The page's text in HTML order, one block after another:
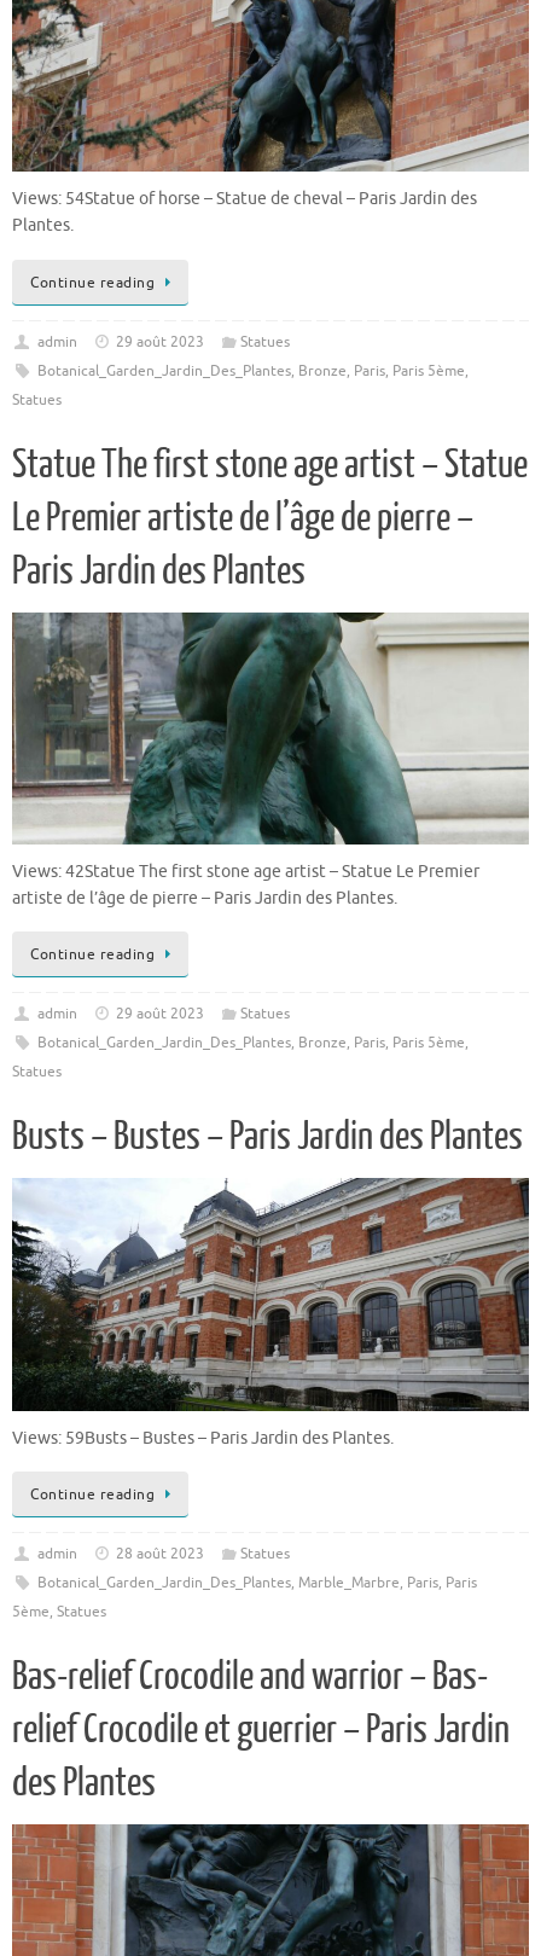
Views: 54Statue of horse – Statue de cheval – Paris Jardin des
Plantes.
Continue reading
admin 29 août 2023
Statues
Botanical_Garden_Jardin_Des_Plantes, Bronze, Paris, Paris 5ème,
Statues
Statue The first stone age artist – Statue
Le Premier artiste de l’âge de pierre –
Paris Jardin des Plantes
Views: 42Statue The first stone age artist – Statue Le Premier
artiste de l’âge de pierre – Paris Jardin des Plantes.
Continue reading
admin 29 août 2023
Statues
Botanical_Garden_Jardin_Des_Plantes, Bronze, Paris, Paris 5ème,
Statues
Busts – Bustes – Paris Jardin des Plantes
Views: 59Busts – Bustes – Paris Jardin des Plantes.
Continue reading
admin 28 août 2023
Statues
Botanical_Garden_Jardin_Des_Plantes, Marble_Marbre, Paris, Paris
5ème, Statues
Bas-relief Crocodile and warrior – Bas-
relief Crocodile et guerrier – Paris Jardin
des Plantes